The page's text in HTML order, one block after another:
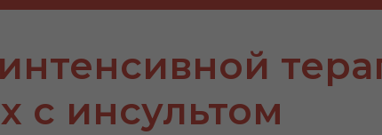
с инсультом